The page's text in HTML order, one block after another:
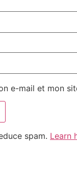
e-mail et mon
spam. Learn